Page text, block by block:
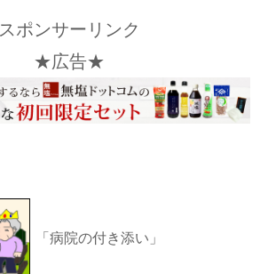
スポンサーリンク
★広告★
「病院の付き添い」